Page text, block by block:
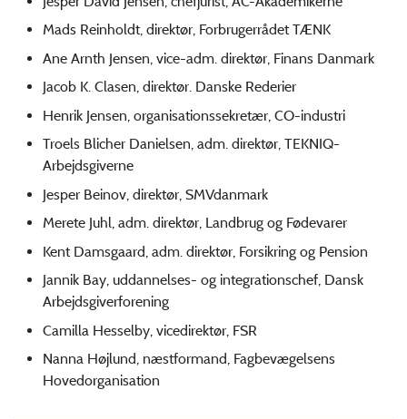
Mads Reinholdt, direktør, Forbrugerrådet TÆNK
Ane Arnth Jensen, vice-adm. direktør, Finans Danmark
Jacob K. Clasen, direktør. Danske Rederier
Henrik Jensen, organisationssekretær, CO-industri
Troels Blicher Danielsen, adm. direktør, TEKNIQ-
Arbejdsgiverne
Jesper Beinov, direktør, SMVdanmark
Merete Juhl, adm. direktør, Landbrug og Fødevarer
Kent Damsgaard, adm. direktør, Forsikring og Pension
Jannik Bay, uddannelses- og integrationschef, Dansk
Arbejdsgiverforening
Camilla Hesselby, vicedirektør, FSR
Nanna Højlund, næstformand, Fagbevægelsens
Hovedorganisation